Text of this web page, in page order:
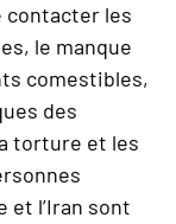
contacter les
le manque
comestibles,
des
torture et les
et l’Iran sont